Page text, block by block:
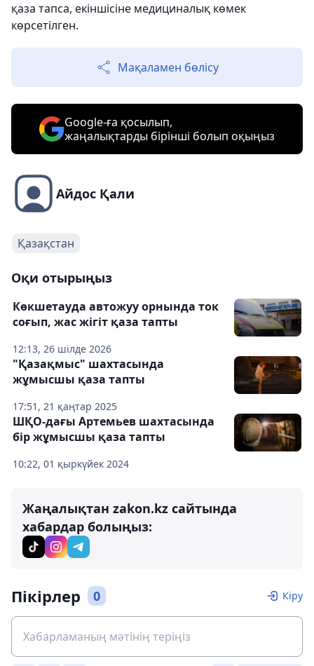
қаза тапса, екіншісіне медициналық көмек
көрсетілген.
Мақаламен бөлісу
Google-ға қосылып,
жаңалықтарды бірінші болып оқыңыз
Айдос Қали
Қазақстан
Оқи отырыңыз
12:13, 26 шілде 2026
Көкшетауда автожуу орнында ток
соғып, жас жігіт қаза тапты
17:51, 21 қаңтар 2025
"Қазақмыс" шахтасында
жұмысшы қаза тапты
10:22, 01 қыркүйек 2024
ШҚО-дағы Артемьев шахтасында
бір жұмысшы қаза тапты
Жаңалықтан zakon.kz сайтында
хабардар болыңыз:
Пікірлер 0 Кіру